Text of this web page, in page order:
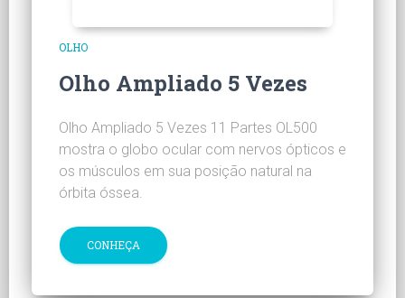
OLHO
Olho Ampliado 5 Vezes
Olho Ampliado 5 Vezes 11 Partes OL500
mostra o globo ocular com nervos ópticos e
os músculos em sua posição natural na
órbita óssea.
CONHEÇA